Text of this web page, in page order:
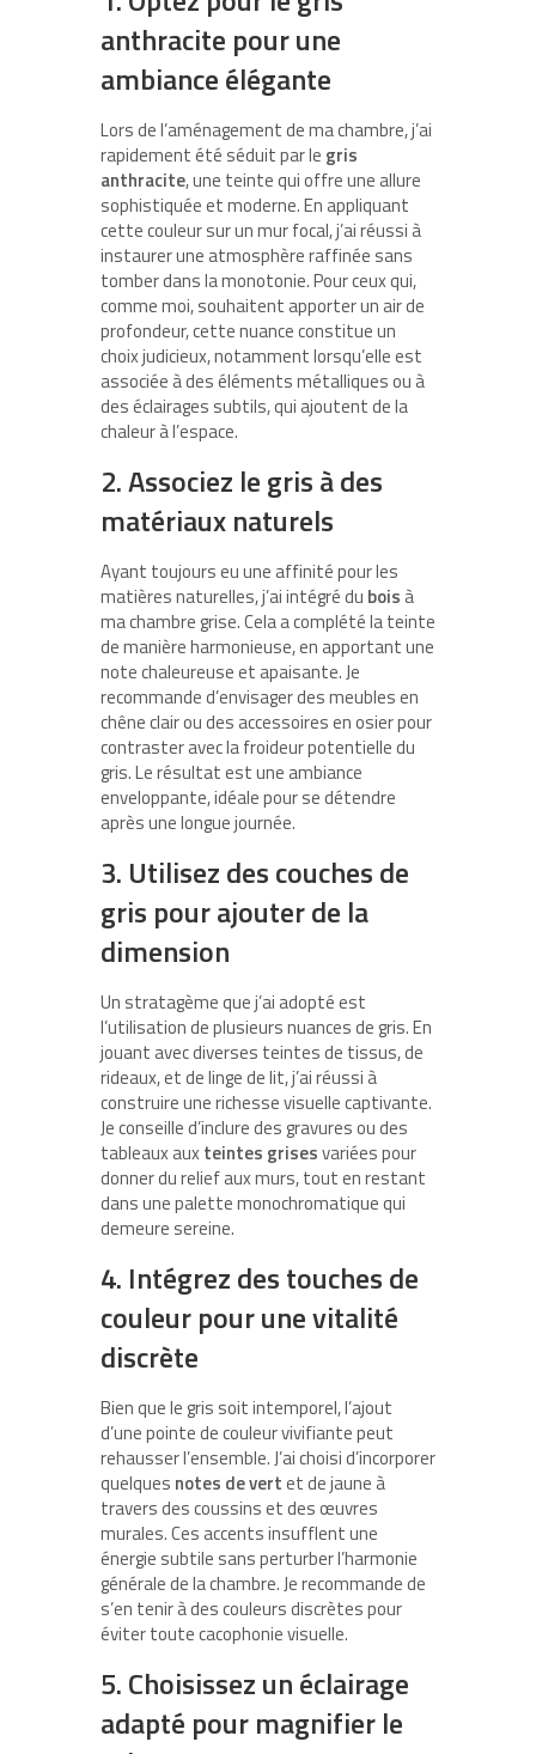
anthracite pour une
ambiance élégante
Lors de l’aménagement de ma chambre, j’ai
rapidement été séduit par le gris
anthracite, une teinte qui offre une allure
sophistiquée et moderne. En appliquant
cette couleur sur un mur focal, j’ai réussi à
instaurer une atmosphère raffinée sans
tomber dans la monotonie. Pour ceux qui,
comme moi, souhaitent apporter un air de
profondeur, cette nuance constitue un
choix judicieux, notamment lorsqu’elle est
associée à des éléments métalliques ou à
des éclairages subtils, qui ajoutent de la
chaleur à l’espace.
2. Associez le gris à des
matériaux naturels
Ayant toujours eu une affinité pour les
matières naturelles, j’ai intégré du bois à
ma chambre grise. Cela a complété la teinte
de manière harmonieuse, en apportant une
note chaleureuse et apaisante. Je
recommande d’envisager des meubles en
chêne clair ou des accessoires en osier pour
contraster avec la froideur potentielle du
gris. Le résultat est une ambiance
enveloppante, idéale pour se détendre
après une longue journée.
3. Utilisez des couches de
gris pour ajouter de la
dimension
Un stratagème que j’ai adopté est
l’utilisation de plusieurs nuances de gris. En
jouant avec diverses teintes de tissus, de
rideaux, et de linge de lit, j’ai réussi à
construire une richesse visuelle captivante.
Je conseille d’inclure des gravures ou des
tableaux auxteintes grisesvariées pour
donner du relief aux murs, tout en restant
dans une palette monochromatique qui
demeure sereine.
4. Intégrez des touches de
couleur pour une vitalité
discrète
Bien que le gris soit intemporel, l’ajout
d’une pointe de couleur vivifiante peut
rehausser l’ensemble. J’ai choisi d’incorporer
quelques notes de vertet de jaune à
travers des coussins et des œuvres
murales. Ces accents insufflent une
énergie subtile sans perturber l’harmonie
générale de la chambre. Je recommande de
s’en tenir à des couleurs discrètes pour
éviter toute cacophonie visuelle.
5. Choisissez un éclairage
adapté pour magnifier le